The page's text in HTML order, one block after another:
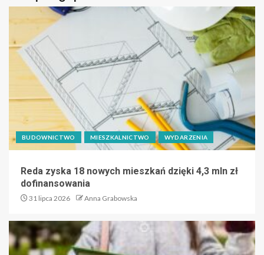
BUDOWNICTWO MIESZKALNICTWO WYDARZENIA
Reda zyska 18 nowych mieszkań dzięki 4,3 mln zł
dofinansowania
31 lipca 2026 Anna Grabowska